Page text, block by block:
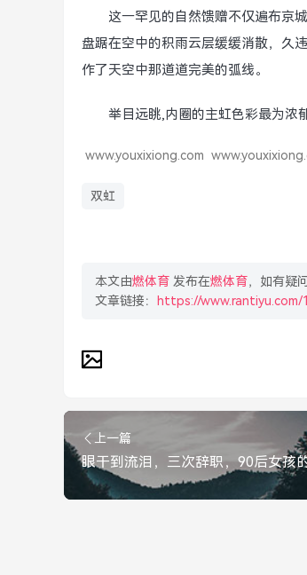
这一罕见的自然馈赠不仅遍布京
盘踞在空中的积雨云层缓缓消散，久
作了天空中那道道完美的弧线。
举目远眺,内圈的主虹色彩最为浓
www.youxixiong.com
双虹
本文由燃体育 发布在燃体育，如有疑
文章链接：
https://www.rantiyu.com/
上一篇